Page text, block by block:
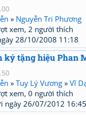
» Nguyễn Tri Phương
xem, 2 người thích
28/10/2008 11:18
ký tặng hiệu Phan
» Tuy Lý Vương » Vĩ
xem, 0 người thích
ngày 26/07/2012 16:45